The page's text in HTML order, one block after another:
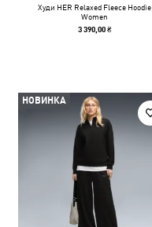
Худи HER Relaxed Fleece Hoodie
Women
3 390,00 ₴
НОВИНКА